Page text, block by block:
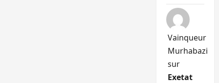
Vainqueur
Murhabazi
sur
Exetat